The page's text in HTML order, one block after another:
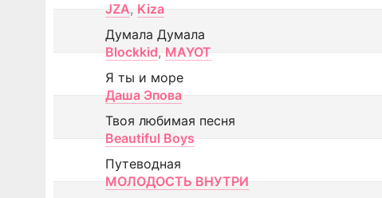
JZA, Kiza
Думала Думала
Blockkid, MAYOT
Я ты и море
Даша Эпова
Твоя любимая песня
Beautiful Boys
Путеводная
МОЛОДОСТЬ ВНУТРИ